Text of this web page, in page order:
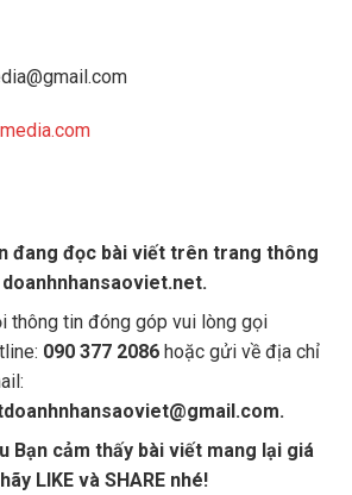
đang đọc bài viết trên trang thông
thông tin đóng góp vui lòng gọi
090 377 2086 hoặc gửi về địa chỉ
Bạn cảm thấy bài viết mang lại giá
LIKE và SHARE nhé!